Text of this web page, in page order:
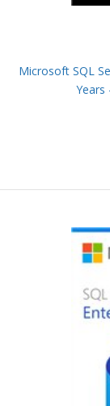
Microsoft SQL
Years